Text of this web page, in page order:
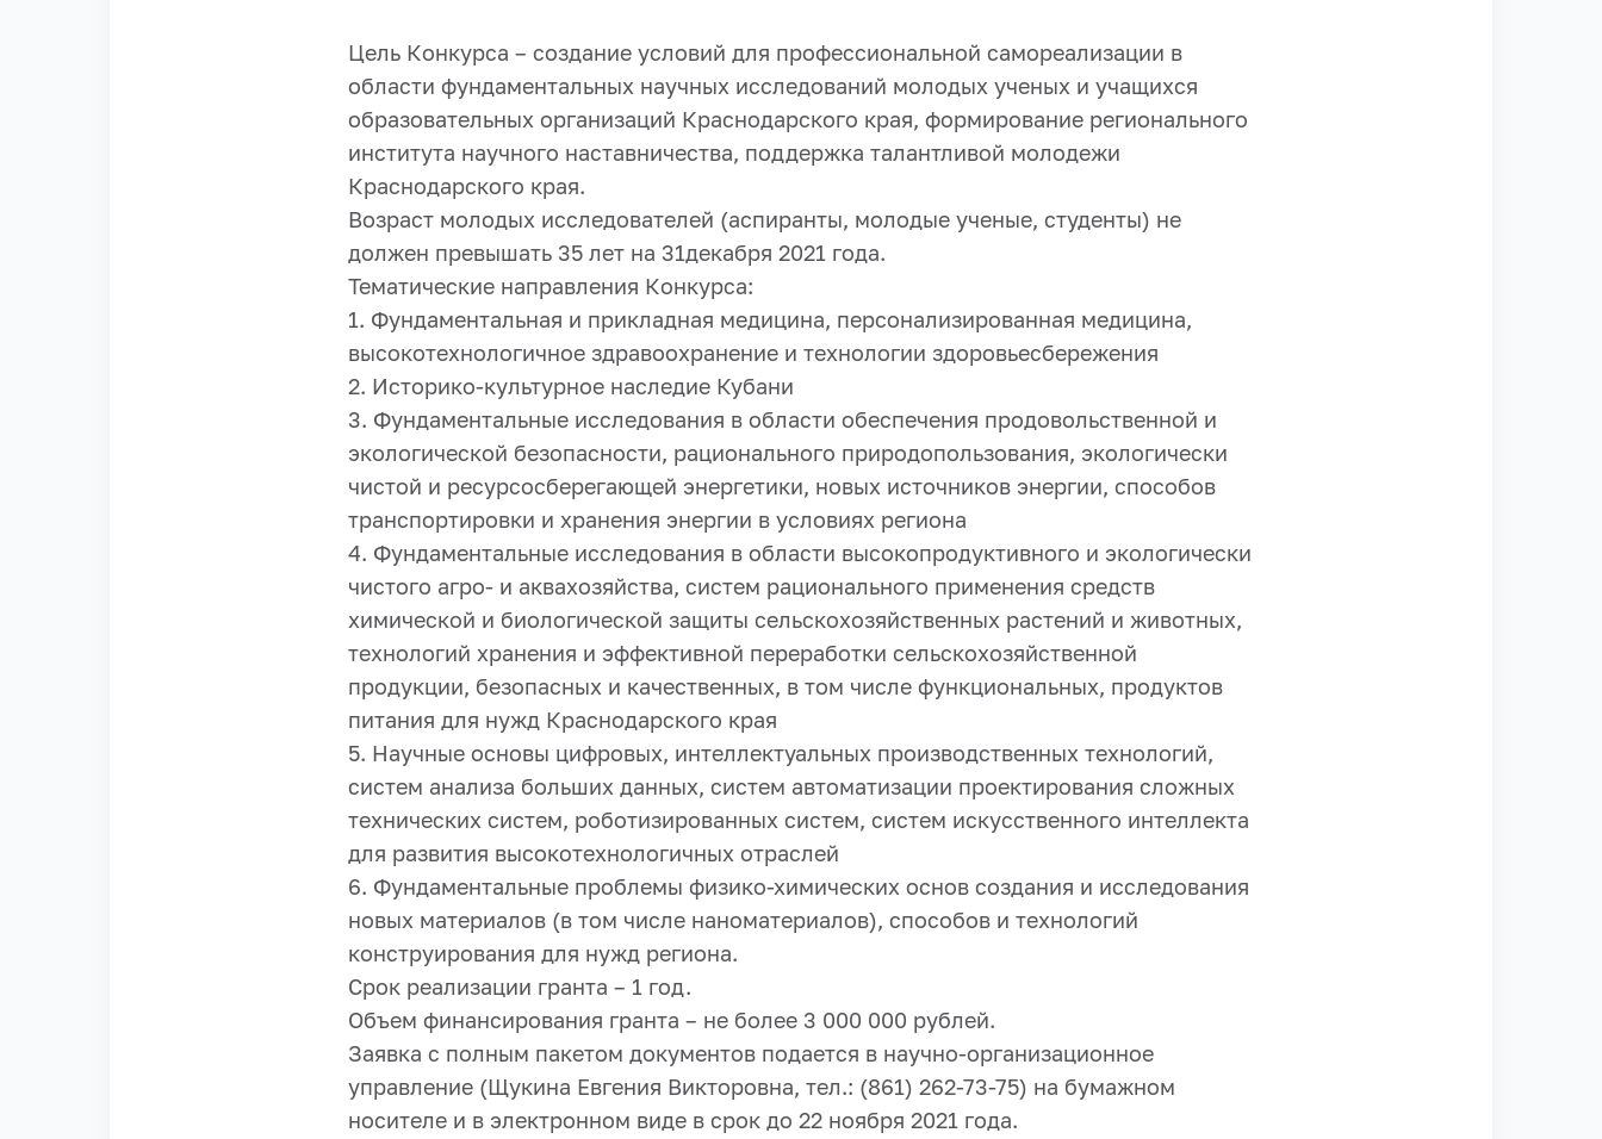
Цель Конкурса – создание условий для профессиональной самореализации в
области фундаментальных научных исследований молодых ученых и учащихся
образовательных организаций Краснодарского края, формирование регионального
института научного наставничества, поддержка талантливой молодежи
Краснодарского края.
Возраст молодых исследователей (аспиранты, молодые ученые, студенты) не
должен превышать 35 лет на 31декабря 2021 года.
Тематические направления Конкурса:
1. Фундаментальная и прикладная медицина, персонализированная медицина,
высокотехнологичное здравоохранение и технологии здоровьесбережения
2. Историко-культурное наследие Кубани
3. Фундаментальные исследования в области обеспечения продовольственной и
экологической безопасности, рационального природопользования, экологически
чистой и ресурсосберегающей энергетики, новых источников энергии, способов
транспортировки и хранения энергии в условиях региона
4. Фундаментальные исследования в области высокопродуктивного и экологически
чистого агро- и аквахозяйства, систем рационального применения средств
химической и биологической защиты сельскохозяйственных растений и животных,
технологий хранения и эффективной переработки сельскохозяйственной
продукции, безопасных и качественных, в том числе функциональных, продуктов
питания для нужд Краснодарского края
5. Научные основы цифровых, интеллектуальных производственных технологий,
систем анализа больших данных, систем автоматизации проектирования сложных
технических систем, роботизированных систем, систем искусственного интеллекта
для развития высокотехнологичных отраслей
6. Фундаментальные проблемы физико-химических основ создания и исследования
новых материалов (в том числе наноматериалов), способов и технологий
конструирования для нужд региона.
Срок реализации гранта – 1 год.
Объем финансирования гранта – не более 3 000 000 рублей.
Заявка с полным пакетом документов подается в научно-организационное
управление (Щукина Евгения Викторовна, тел.: (861) 262-73-75) на бумажном
носителе и в электронном виде в срок до 22 ноября 2021 года.